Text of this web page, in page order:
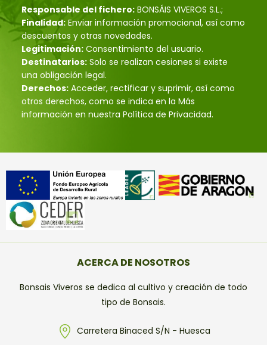
Responsable del fichero: BONSÁIS VIVEROS S.L.;
Finalidad: Enviar información promocional, así como
descuentos y otras novedades.
Legitimación: Consentimiento del usuario.
Destinatarios: Solo se realizan cesiones si existe
una obligación legal.
Derechos: Acceder, rectificar y suprimir, así como
otros derechos, como se indica en la Más
información en nuestra Política de Privacidad.
ACERCA DE NOSOTROS
Bonsais Viveros se dedica al cultivo y creación de todo
tipo de Bonsais.
Carretera Binaced S/N - Huesca